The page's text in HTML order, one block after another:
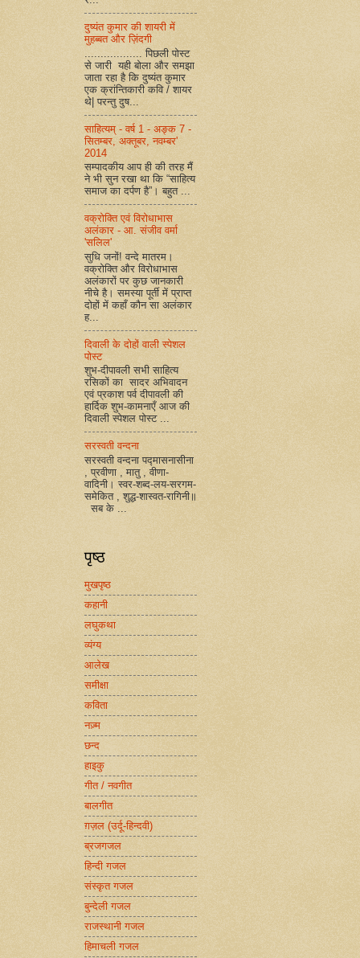
दुष्यंत कुमार की शायरी में
मुहब्बत और ज़िंदगी
.................. पिछली पोस्ट
से जारी यही बोला और समझा
जाता रहा है कि दुष्यंत कुमार
एक क्रांन्तिकारी कवि / शायर
थे| परन्तु दुष...
साहित्यम् - वर्ष 1 - अङ्क 7 -
सितम्बर, अक्तूबर, नवम्बर'
2014
सम्पादकीय आप ही की तरह मैं
ने भी सुन रखा था कि “साहित्य
समाज का दर्पण है”। बहुत ...
वक्रोक्ति एवं विरोधाभास
अलंकार - आ. संजीव वर्मा
'सलिल'
सुधि जनों! वन्दे मातरम।
वक्रोक्ति और विरोधाभास
अलंकारों पर कुछ जानकारी
नीचे है। समस्या पूर्ती में प्राप्त
दोहों में कहाँ कौन सा अलंकार
ह...
दिवाली के दोहों वाली स्पेशल
पोस्ट
शुभ-दीपावली सभी साहित्य
रसिकों का सादर अभिवादन
एवं प्रकाश पर्व दीपावली की
हार्दिक शुभ-कामनाएँ आज की
दिवाली स्पेशल पोस्ट ...
सरस्वती वन्दना
सरस्वती वन्दना पद्मासनासीना
, प्रवीणा , मातु , वीणा-
वादिनी। स्वर-शब्द-लय-सरगम-
समेकित , शुद्ध-शास्वत-रागिनी॥
सब के ...
पृष्ठ
मुखपृष्ठ
कहानी
लघुकथा
व्यंग्य
आलेख
समीक्षा
कविता
नज़्म
छन्द
हाइकु
गीत / नवगीत
बालगीत
ग़ज़ल (उर्दू-हिन्दवी)
ब्रजगजल
हिन्दी गजल
संस्कृत गजल
बुन्देली गजल
राजस्थानी गजल
हिमाचली गजल